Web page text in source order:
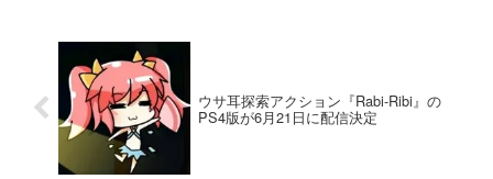
ウサ耳探索アクション『Rabi-Ribi』の
PS4版が6月21日に配信決定